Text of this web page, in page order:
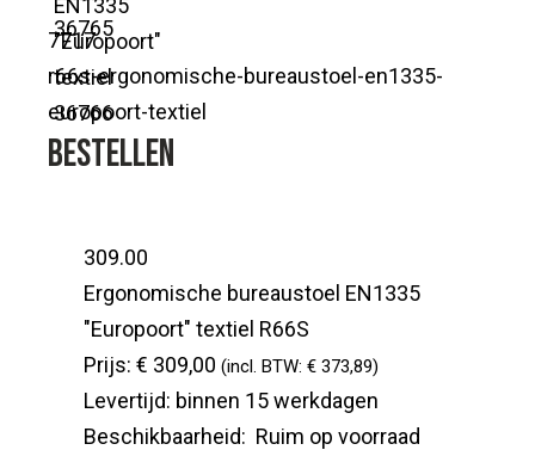
7717
r66s-ergonomische-bureaustoel-en1335-
europoort-textiel
Bestellen
309.00
Ergonomische bureaustoel EN1335
"Europoort" textiel R66S
Prijs: € 309,00 (incl. BTW: € 373,89)
Levertijd: binnen 15 werkdagen
Beschikbaarheid: Ruim op voorraad